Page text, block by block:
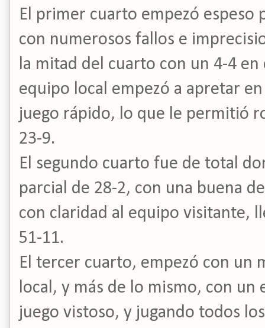
El primer cuarto empezó espeso
con numerosos fallos e
la mitad del cuarto con un 4-4
equipo local empezó a apretar
juego rápido, lo que le permitió
23-9.
El segundo cuarto fue de total
parcial de 28-2, con una buena
con claridad al equipo visitante,
51-11.
El tercer cuarto, empezó con un
local, y más de lo mismo, con
juego vistoso, y jugando todos